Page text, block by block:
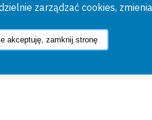
zarządzać cookies,
akceptuję, zamknij stronę